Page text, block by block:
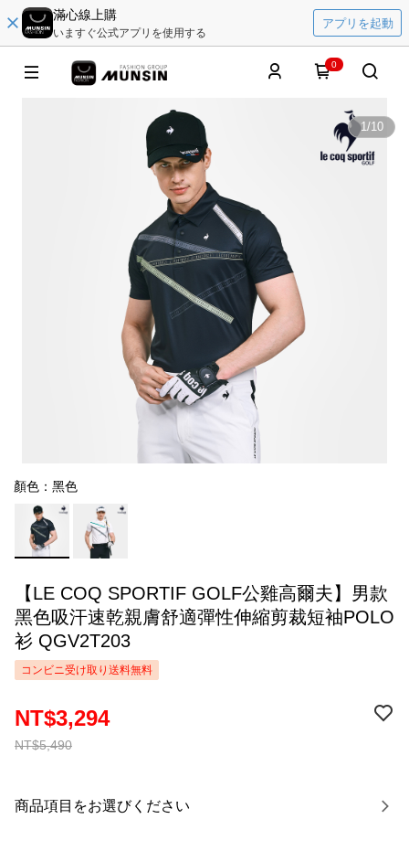
滿心線上購
いますぐ公式アプリを使用する
アプリを起動
0
1/10
顏色：黑色
【LE COQ SPORTIF GOLF公雞高爾夫】男款
黑色吸汗速乾親膚舒適彈性伸縮剪裁短袖POLO
衫 QGV2T203
コンビニ受け取り送料無料
NT$5,490
NT$3,294
商品項目をお選びください